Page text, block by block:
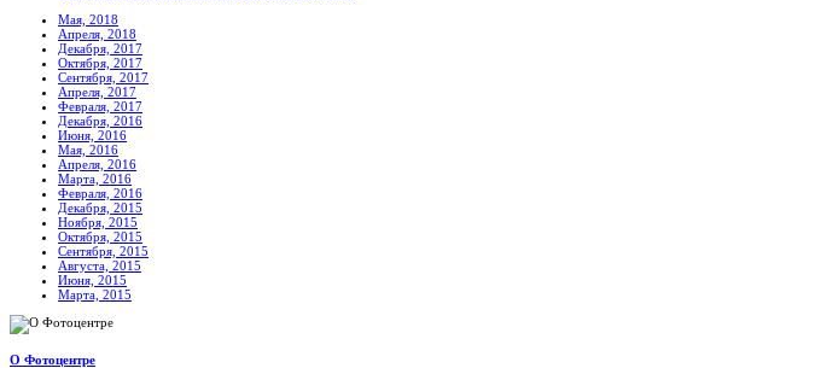
Мая, 2018
Апреля, 2018
Декабря, 2017
Октября, 2017
Сентября, 2017
Апреля, 2017
Февраля, 2017
Декабря, 2016
Июня, 2016
Мая, 2016
Апреля, 2016
Марта, 2016
Февраля, 2016
Декабря, 2015
Ноября, 2015
Октября, 2015
Сентября, 2015
Августа, 2015
Июня, 2015
Марта, 2015
О Фотоцентре